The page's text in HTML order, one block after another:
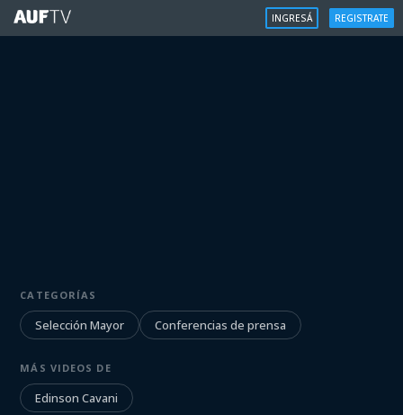
INGRESÁ REGISTRATE
Conferencia de prensa Edinson
Cavani 2/6
Iniciá sesión para ver
CATEGORÍAS
Selección Mayor Conferencias de prensa
MÁS VIDEOS DE
Edinson Cavani